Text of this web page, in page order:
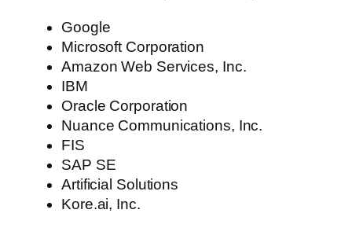
Google
Microsoft Corporation
Amazon Web Services, Inc.
IBM
Oracle Corporation
Nuance Communications, Inc.
FIS
SAP SE
Artificial Solutions
Kore.ai, Inc.